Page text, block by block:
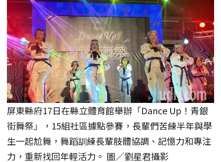
屏東縣府17日在縣立體育館舉辦「Dance Up！青銀
街舞祭」，15組社區據點參賽，長輩們苦練半年與學
生一起尬舞，舞蹈訓練長輩肢體協調、記憶力和專注
力，重新找回年輕活力。 圖／劉星君攝影